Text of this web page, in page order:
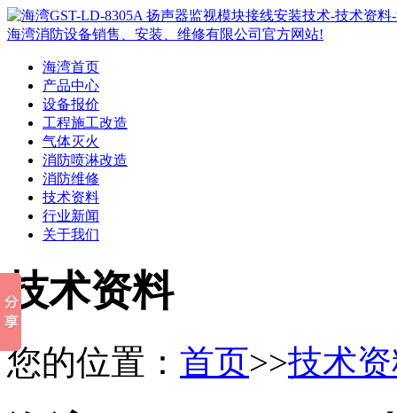
海湾首页
产品中心
设备报价
工程施工改造
气体灭火
消防喷淋改造
消防维修
技术资料
行业新闻
关于我们
技术资料
您的位置： 首页>>技术